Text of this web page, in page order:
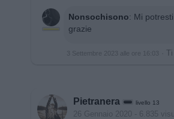
Nonsochisono: Mi
grazie
3 Settembre 2023 alle ore 16:03
Pietranera livello 13
26 Gennaio 2020 - 6.835